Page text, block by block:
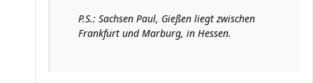
P.S.: Sachsen Paul, Gießen liegt zwischen
Frankfurt und Marburg, in Hessen.